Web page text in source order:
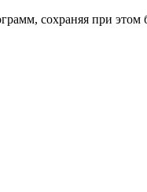
сохраняя при этом